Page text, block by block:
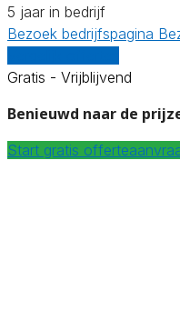
5 jaar in bedrijf
Bezoek bedrijfspagina
Gratis - Vrijblijvend
Benieuwd naar de
Start gratis